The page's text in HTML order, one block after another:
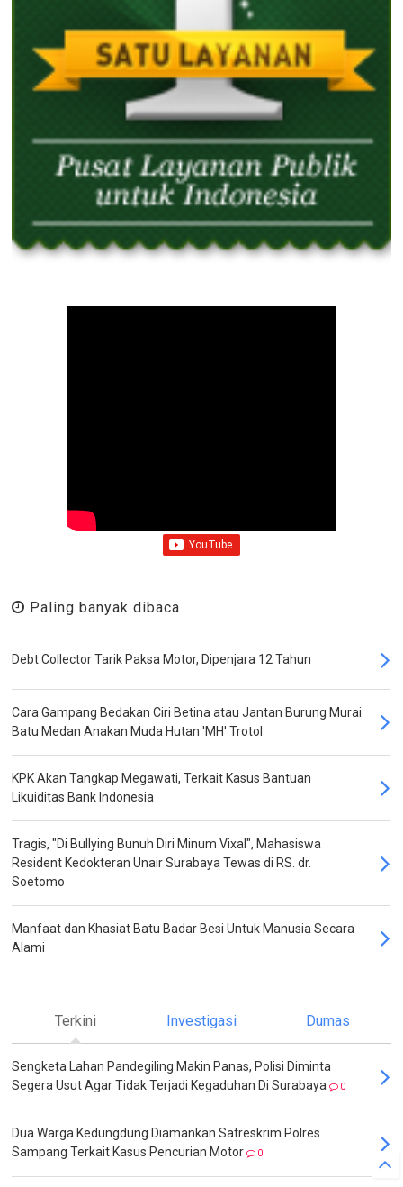
Paling banyak dibaca
Debt Collector Tarik Paksa Motor, Dipenjara 12 Tahun
Cara Gampang Bedakan Ciri Betina atau Jantan Burung Murai
Batu Medan Anakan Muda Hutan 'MH' Trotol
KPK Akan Tangkap Megawati, Terkait Kasus Bantuan
Likuiditas Bank Indonesia
Tragis, "Di Bullying Bunuh Diri Minum Vixal", Mahasiswa
Resident Kedokteran Unair Surabaya Tewas di RS. dr.
Soetomo
Manfaat dan Khasiat Batu Badar Besi Untuk Manusia Secara
Alami
Terkini Investigasi Dumas
Sengketa Lahan Pandegiling Makin Panas, Polisi Diminta
Segera Usut Agar Tidak Terjadi Kegaduhan Di Surabaya
0
Dua Warga Kedungdung Diamankan Satreskrim Polres
Sampang Terkait Kasus Pencurian Motor
0